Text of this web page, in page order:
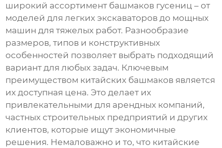
широкий ассортимент башмаков гусениц – от
моделей для легких экскаваторов до мощных
машин для тяжелых работ. Разнообразие
размеров, типов и конструктивных
особенностей позволяет выбрать подходящий
вариант для любых задач. Ключевым
преимуществом китайских башмаков является
их доступная цена. Это делает их
привлекательными для арендных компаний,
частных строительных предприятий и других
клиентов, которые ищут экономичные
решения. Немаловажно и то, что китайские